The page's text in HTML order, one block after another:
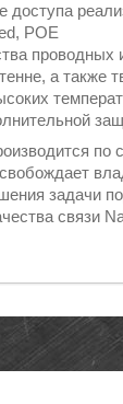
доступа
POE
проводных
а
задачи
связи